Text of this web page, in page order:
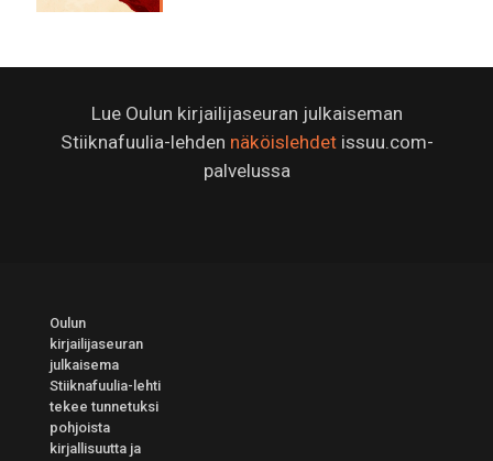
Lue Oulun kirjailijaseuran julkaiseman
Stiiknafuulia-lehden näköislehdetissuu.com-
palvelussa
Oulun
kirjailijaseuran
julkaisema
Stiiknafuulia-lehti
tekee tunnetuksi
pohjoista
kirjallisuutta ja